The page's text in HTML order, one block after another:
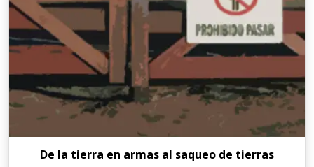
De la tierra en armas al saqueo de tierras